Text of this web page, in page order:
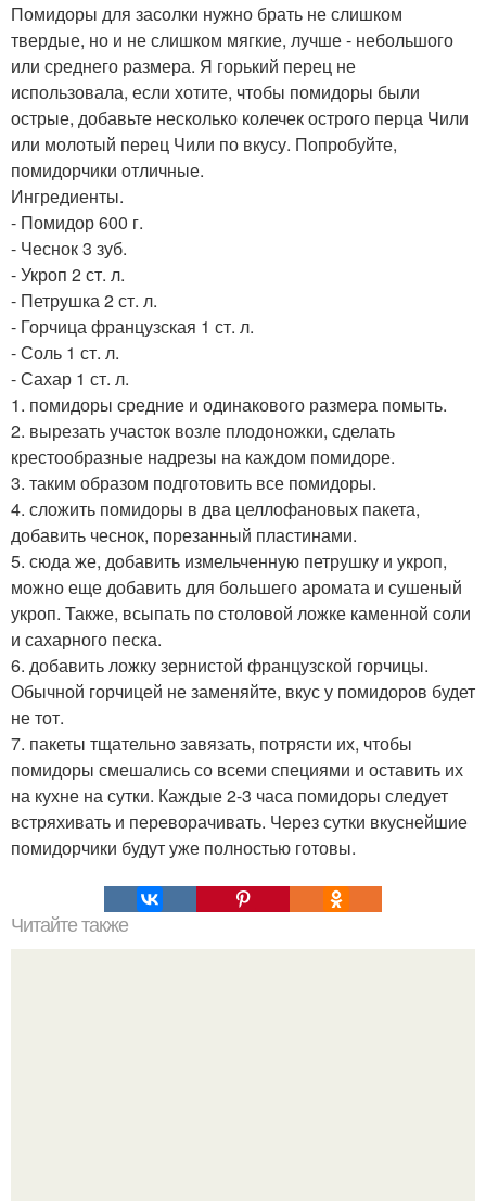
Помидоры для засолки нужно брать не слишком
твердые, но и не слишком мягкие, лучше - небольшого
или среднего размера. Я горький перец не
использовала, если хотите, чтобы помидоры были
острые, добавьте несколько колечек острого перца Чили
или молотый перец Чили по вкусу. Попробуйте,
помидорчики отличные.
Ингредиенты.
- Помидор 600 г.
- Чеснок 3 зуб.
- Укроп 2 ст. л.
- Петрушка 2 ст. л.
- Горчица французская 1 ст. л.
- Соль 1 ст. л.
- Сахар 1 ст. л.
1. помидоры средние и одинакового размера помыть.
2. вырезать участок возле плодоножки, сделать
крестообразные надрезы на каждом помидоре.
3. таким образом подготовить все помидоры.
4. сложить помидоры в два целлофановых пакета,
добавить чеснок, порезанный пластинами.
5. сюда же, добавить измельченную петрушку и укроп,
можно еще добавить для большего аромата и сушеный
укроп. Также, всыпать по столовой ложке каменной соли
и сахарного песка.
6. добавить ложку зернистой французской горчицы.
Обычной горчицей не заменяйте, вкус у помидоров будет
не тот.
7. пакеты тщательно завязать, потрясти их, чтобы
помидоры смешались со всеми специями и оставить их
на кухне на сутки. Каждые 2-3 часа помидоры следует
встряхивать и переворачивать. Через сутки вкуснейшие
помидорчики будут уже полностью готовы.
Читайте также